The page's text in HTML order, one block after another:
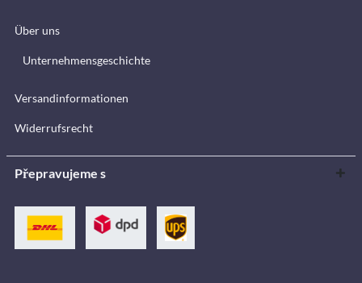
Über uns
Unternehmensgeschichte
Versandinformationen
Widerrufsrecht
Přepravujeme s